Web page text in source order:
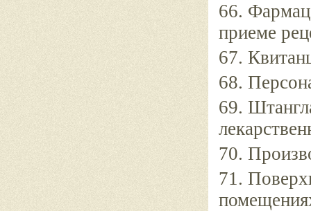
66.
приеме
67.
68.
69.
70.
71.